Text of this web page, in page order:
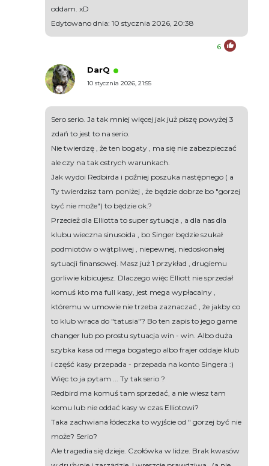
oddam. xD
Edytowano dnia: 10 stycznia 2026, 20:38
6
DarQ
10 stycznia 2026, 21:55
Sero serio. Ja tak mniej więcej jak już piszę powyżej 3
zdań to jest to na serio.
Nie twierdzę , że ten bogaty , ma się nie zabezpieczać
ale czy na tak ostrych warunkach.
Jak wydoi Redbirda i poźniej poszuka następnego ( a
Ty twierdzisz tam poniżej , że będzie dobrze bo "gorzej
być nie może") to będzie ok.?
Przecież dla Elliotta to super sytuacja , a dla nas dla
klubu wieczna sinusoida , bo Singer będzie szukał
podmiotów o wątpliwej , niepewnej, niedoskonałej
sytuacji finansowej. Masz już 1 przykład , drugiemu
gorliwie kibicujesz. Dlaczego więc Elliott nie sprzedał
komuś kto ma full kasy, jest mega wypłacalny ,
któremu w umowie nie trzeba zaznaczać , że jakby co
to klub wraca do "tatusia"? Bo ten zapis to jego game
changer lub po prostu sytuacja win - win. Albo duża
szybka kasa od mega bogatego albo frajer oddaje klub
i część kasy przepada - przepada na konto Singera :)
Więc to ja pytam ... Ty tak serio ?
Redbird ma komuś tam sprzedać, a nie wiesz tam
komu lub nie oddać kasy w czas Elliotowi?
Taka zachwiana łódeczka to wyjście od " gorzej być nie
może? Serio?
Ale tragedia się dzieje. Czołówka w lidze. Brak kwasów